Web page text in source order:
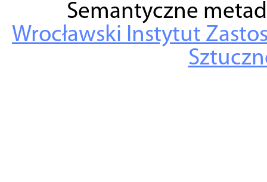
Semantyczne
Wrocławski Instytut